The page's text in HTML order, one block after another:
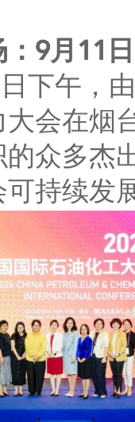
9月11
下午，
大会在烟
的众多杰
可持续发